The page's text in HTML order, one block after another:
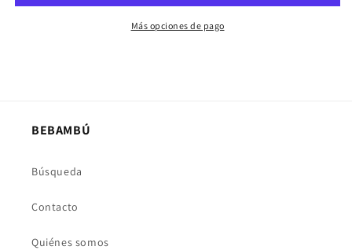
Más opciones de pago
BEBAMBÚ
Búsqueda
Contacto
Quiénes somos